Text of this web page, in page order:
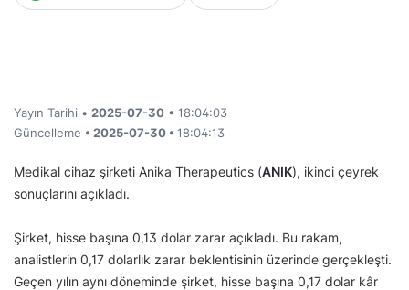
Yayın Tarihi • 2025-07-30 • 18:04:03
Güncelleme • 2025-07-30 • 18:04:13
Medikal cihaz şirketi Anika Therapeutics (ANIK), ikinci çeyrek
sonuçlarını açıkladı.
Şirket, hisse başına 0,13 dolar zarar açıkladı. Bu rakam,
analistlerin 0,17 dolarlık zarar beklentisinin üzerinde gerçekleşti.
Geçen yılın aynı döneminde şirket, hisse başına 0,17 dolar kâr